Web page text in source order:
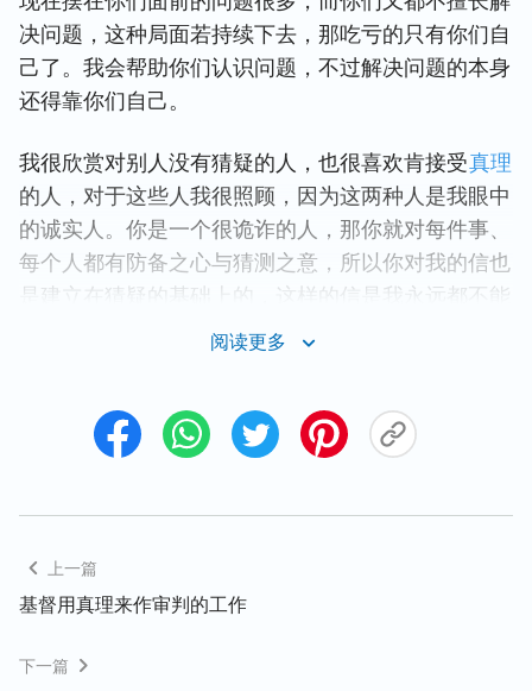
决问题，这种局面若持续下去，那吃亏的只有你们自
己了。我会帮助你们认识问题，不过解决问题的本身
还得靠你们自己。
我很欣赏对别人没有猜疑的人，也很喜欢肯接受真理
的人，对于这些人我很照顾，因为这两种人是我眼中
的诚实人。你是一个很诡诈的人，那你就对每件事、
每个人都有防备之心与猜测之意，所以你对我的信也
是建立在猜疑的基础上的，这样的信是我永远都不能
承认的。既然没有真实的信，那就更谈不上更真的爱
可赦，也像人一样小肚鸡肠，也像人一样没有公平合
理，也像人一样没有正义感，也像人一样手段毒辣、
因吗？这样的信简直就是在作孽！甚至更有的人认为
我喜欢的人无非就是那些会讨好、会奉承的人，不会
们多年来的认识吗？就是你们的收获吗？你们对我的
阅读更多
上一篇
基督用真理来作审判的工作
下一篇